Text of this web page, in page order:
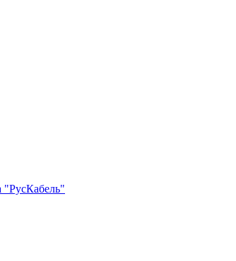
"РусКабель"